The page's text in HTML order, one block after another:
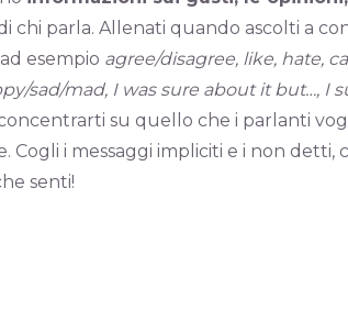
di chi parla. Allenati quando ascolti a
esempio agree/disagree, like, hate,
sad/mad, I was sure about it but…, I
su quello che i parlanti
Cogli i messaggi impliciti e i non
senti!